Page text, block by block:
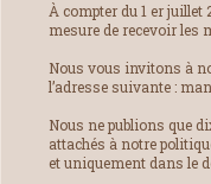
À compter du 1 er
mesure de recevoir les
Nous vous invitons à
l’adresse suivante :
Nous ne publions que
attachés à notre
et uniquement dans le